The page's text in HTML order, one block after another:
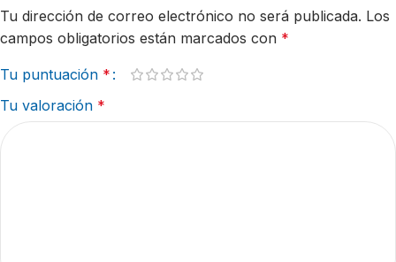
Tu dirección de correo electrónico no será publicada. Los
campos obligatorios están marcados con *
Tu puntuación *
Tu valoración *